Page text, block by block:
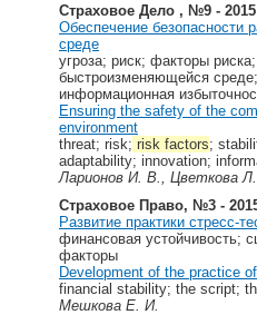
Страховое Дело , №9 - 2015
Обеспечение безопасности
среде
угроза; риск; факторы
быстроизменяющейся
информационная
Ensuring the safety of the
environment
threat; risk; risk factors;
adaptability; innovation;
Ларионов И. В., Цветкова
Страховое Право, №3 -
Развитие­ практики­ стресс-
финансовая устойчивость;
факторы
Development­ of­ the­ practice­
financial stability; the script;
Мешкова Е. И.